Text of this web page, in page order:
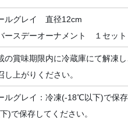
ルグレイ 直径12cm
ースデーオーナメント １セット
の賞味期限内に冷蔵庫にて解凍
し上がりください。
ルグレイ：冷凍(-18℃以下)で保
)で保存してください。